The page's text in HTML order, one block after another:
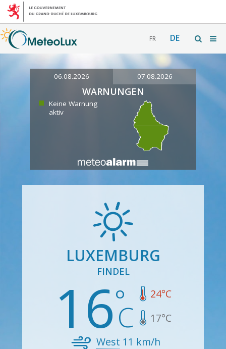
FR DE
06.08.2026 07.08.2026
WARNUNGEN
Keine Warnung
aktiv
LUXEMBURG
FINDEL
16 24°C
17°C
West 11 km/h